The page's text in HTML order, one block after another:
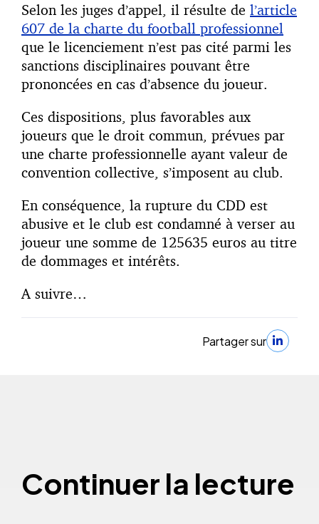
Selon les juges d’appel, il résulte de l’article
607 de la charte du football professionnel
que le licenciement n’est pas cité parmi les
sanctions disciplinaires pouvant être
prononcées en cas d’absence du joueur.
Ces dispositions, plus favorables aux
joueurs que le droit commun, prévues par
une charte professionnelle ayant valeur de
convention collective, s’imposent au club.
En conséquence, la rupture du CDD est
abusive et le club est condamné à verser au
joueur une somme de 125635 euros au titre
de dommages et intérêts.
A suivre…
Partager sur
Continuer la lecture